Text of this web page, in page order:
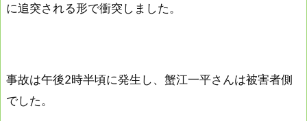
に追突される形で衝突しました。
事故は午後2時半頃に発生し、蟹江一平さんは被害者側
でした。